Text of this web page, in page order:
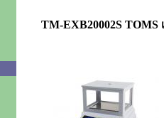
TM-EXB20002S TOMS